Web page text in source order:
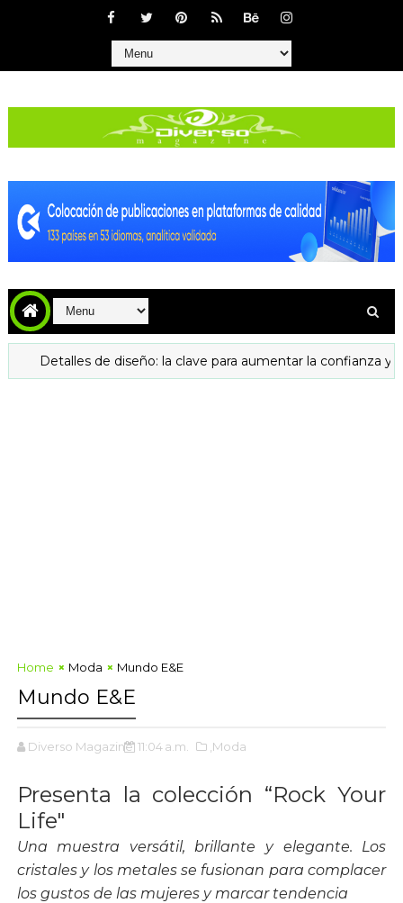
de diseño: la clave para aumentar la confianza y las
Home Moda Mundo E&E
Mundo E&E
Diverso Magazine 11:04 a.m. ,Moda
Presenta la colección “Rock Your
Life"
Una muestra versátil, brillante y elegante. Los
cristales y los metales se fusionan para complacer
los gustos de las mujeres y marcar tendencia